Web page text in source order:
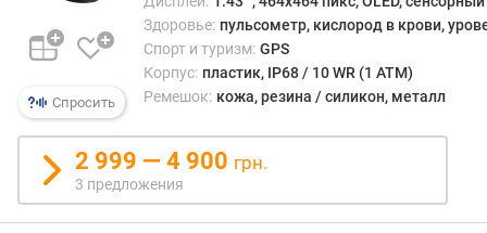
и
я
О
а
ж
Спросить
Здоровье: пульсометр, кислород в крови,
Спорт и туризм: GPS
Корпус: пластик, IP68 / 10 WR (1 ATM)
Ремешок: кожа, резина / силикон, металл
2 999 — 4 900 грн.
3 предложения